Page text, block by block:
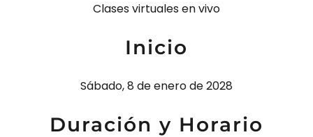
Clases virtuales en vivo
Inicio
Sábado, 8 de enero de 2028
Duración y Horario